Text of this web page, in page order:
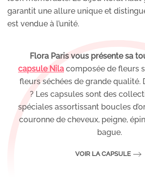
garantit une allure unique et
est vendue à l’unité.
Flora Paris vous présente sa
capsule Nila composée de fleurs
fleurs séchées de grande qualité.
? Les capsules sont des
spéciales assortissant boucles
couronne de cheveux, peigne,
bague.
VOIR LA CAPSULE